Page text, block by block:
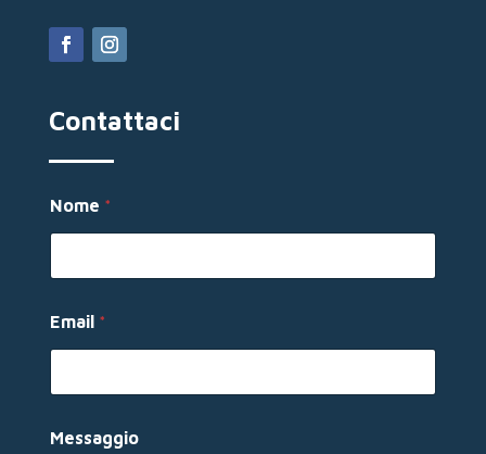
Contattaci
Nome *
Email *
e
Messaggio